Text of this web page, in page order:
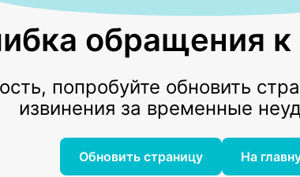
обращения к
попробуйте обновить
извинения за временные
Обновить страницу На